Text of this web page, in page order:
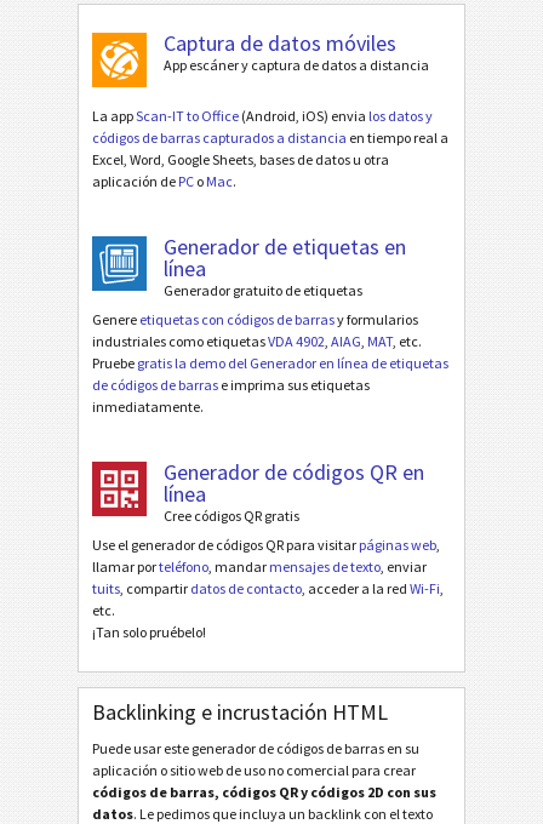
Captura de datos móviles
App escáner y captura de datos a distancia
La appScan-IT to Office (Android, iOS) envia los datos y
códigos de barras capturados a distancia en tiempo real a
Excel, Word, Google Sheets, bases de datos u otra
aplicación de PC o Mac.
Generador de etiquetas en
línea
Generador gratuito de etiquetas
Genere etiquetas con códigos de barrasy formularios
industriales como etiquetasVDA 4902 AIAG MAT, etc.
Pruebe gratis la demo del Generador en línea de etiquetas
de códigos de barras e imprima sus etiquetas
inmediatamente.
Generador de códigos QR en
línea
Cree códigos QR gratis
Use el generador de códigos QR para visitar páginas web
llamar porteléfono , mandar mensajes de texto , enviar
tuits , compartir datos de contacto , acceder a la red Wi-Fi
etc.
¡Tan solo pruébelo!
Backlinking e incrustación HTML
Puede usar este generador de códigos de barras en su
aplicación o sitio web de uso no comercial para crear
códigos de barras, códigos QR y códigos 2D con sus
datos. Le pedimos que incluya un backlink con el texto